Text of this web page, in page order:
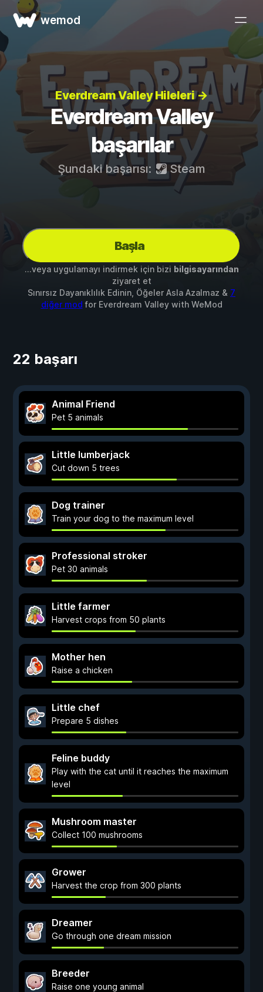
wemod
Everdream Valley Hileleri →
Everdream Valley
başarılar
Şundaki başarısı: Steam
Başla
...veya uygulamayı indirmek için bizi bilgisayarından
ziyaret et
Sınırsız Dayanıklılık Edinin, Öğeler Asla Azalmaz & 7
diğer mod for Everdream Valleywith WeMod
22 başarı
Animal Friend
Pet 5 animals
Little lumberjack
Cut down 5 trees
Dog trainer
Train your dog to the maximum level
Professional stroker
Pet 30 animals
Little farmer
Harvest crops from 50 plants
Mother hen
Raise a chicken
Little chef
Prepare 5 dishes
Feline buddy
Play with the cat until it reaches the maximum
level
Mushroom master
Collect 100 mushrooms
Grower
Harvest the crop from 300 plants
Dreamer
Go through one dream mission
Breeder
Raise one young animal